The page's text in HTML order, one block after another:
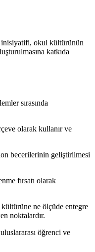
inisiyatifi, okul kültürünün
katkıda
sırasında
olarak kullanır ve
becerilerinin geliştirilmesi
fırsatı olarak
ne ölçüde entegre
noktalardır.
öğrenci ve